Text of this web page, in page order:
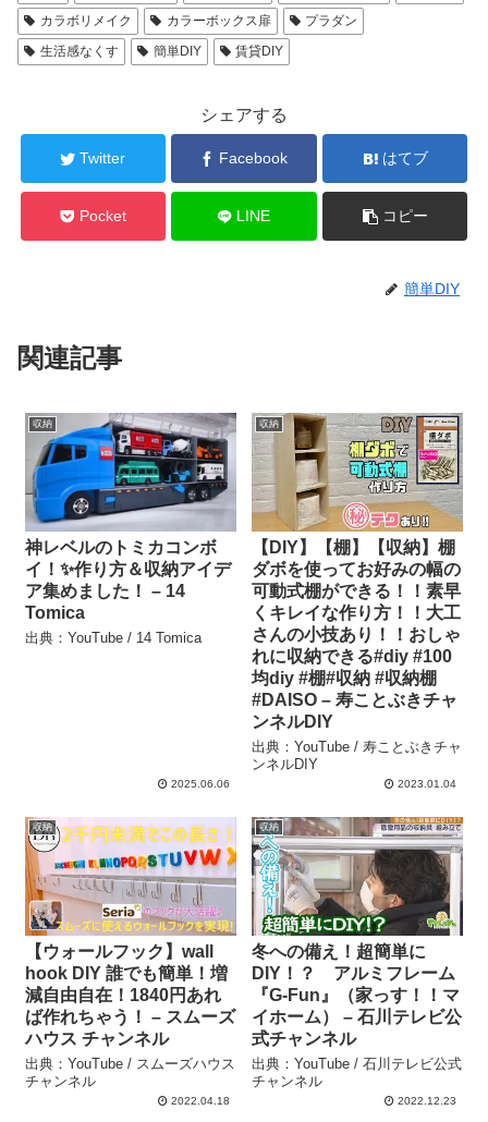
カラボリメイク
カラーボックス扉
プラダン
生活感なくす
簡単DIY 賃貸DIY
シェアする
Twitter Facebook はてブ
Pocket LINE コピー
簡単DIY
関連記事
収納
神レベルのトミカコンボ
イ！✨作り方＆収納アイデ
ア集めました！ – 14
Tomica
出典：YouTube / 14 Tomica
2025.06.06
収納
【DIY】【棚】【収納】棚
ダボを使ってお好みの幅の
可動式棚ができる！！素早
くキレイな作り方！！大工
さんの小技あり！！おしゃ
れに収納できる#diy #100
均diy #棚#収納 #収納棚
#DAISO – 寿ことぶきチャ
ンネルDIY
出典：YouTube / 寿ことぶきチャ
ンネルDIY
2023.01.04
収納
【ウォールフック】wall
hook DIY 誰でも簡単！増
減自由自在！1840円あれ
ば作れちゃう！ – スムーズ
ハウス チャンネル
出典：YouTube / スムーズハウス
チャンネル
2022.04.18
収納
冬への備え！超簡単に
DIY！？ アルミフレーム
『G-Fun』（家っす！！マ
イホーム） – 石川テレビ公
式チャンネル
出典：YouTube / 石川テレビ公式
チャンネル
2022.12.23